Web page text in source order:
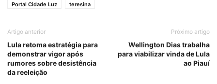
Portal Cidade Luz
teresina
Artigo anterior
Lula retoma estratégia para
demonstrar vigor após
rumores sobre desistência
da reeleição
Próximo artigo
Wellington Dias trabalha
para viabilizar vinda de Lula
ao Piauí